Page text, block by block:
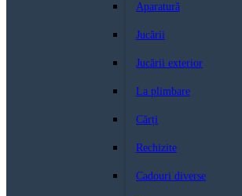
Aparatură
Jucării
Jucării exterior
La plimbare
Cărți
Rechizite
Cadouri diverse